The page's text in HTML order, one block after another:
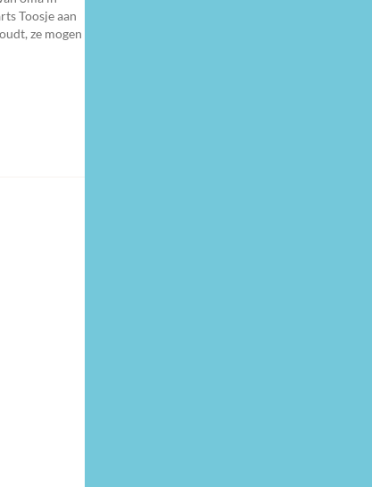
Toosje aan
ze mogen